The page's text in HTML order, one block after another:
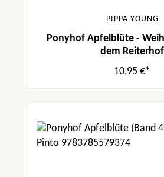
PIPPA YOUNG
Ponyhof Apfelblüte -
dem Reiterhof
10,95 €*